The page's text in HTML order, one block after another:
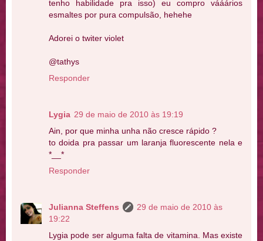
tenho habilidade pra isso) eu compro vááários
esmaltes por pura compulsão, hehehe
Adorei o twiter violet
@tathys
Responder
Lygia 29 de maio de 2010 às 19:19
Ain, por que minha unha não cresce rápido ?
to doida pra passar um laranja fluorescente nela e
*__*
Responder
Julianna Steffens
29 de maio de 2010 às
19:22
Lygia pode ser alguma falta de vitamina. Mas existe